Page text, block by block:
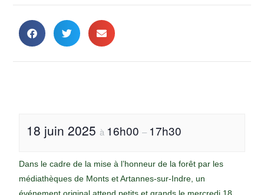
18 juin 2025 à 16h00– 17h30
Dans le cadre de la mise à l’honneur de la forêt par les
médiathèques de Monts et Artannes-sur-Indre, un